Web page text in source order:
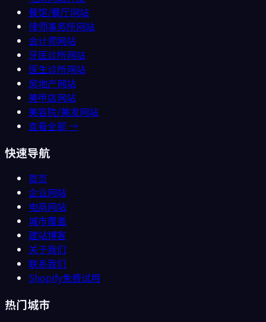
餐馆/餐厅网站
律师事务所网站
会计师网站
牙医诊所网站
医生诊所网站
房地产网站
美甲店网站
美容院/美发网站
查看全部 →
快速导航
首页
企业网站
电商网站
城市覆盖
建站博客
关于我们
联系我们
Shopify免费试用
热门城市